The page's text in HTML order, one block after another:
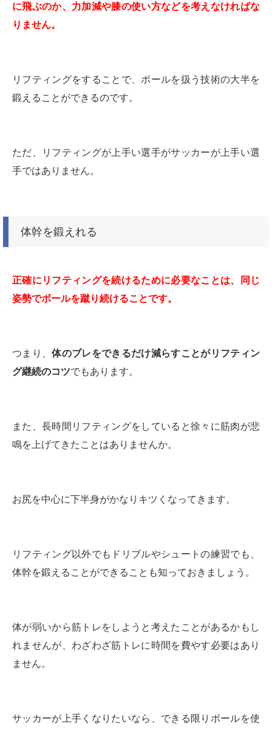
に飛ぶのか、力加減や膝の使い方などを考えなければな
りません。
リフティングをすることで、ボールを扱う技術の大半を
鍛えることができるのです。
ただ、リフティングが上手い選手がサッカーが上手い選
手ではありません。
体幹を鍛えれる
正確にリフティングを続けるために必要なことは、同じ
姿勢でボールを蹴り続けることです。
つまり、体のブレをできるだけ減らすことがリフティン
グ継続のコツでもあります。
また、長時間リフティングをしていると徐々に筋肉が悲
鳴を上げてきたことはありませんか。
お尻を中心に下半身がかなりキツくなってきます。
リフティング以外でもドリブルやシュートの練習でも、
体幹を鍛えることができることも知っておきましょう。
体が弱いから筋トレをしようと考えたことがあるかもし
れませんが、わざわざ筋トレに時間を費やす必要はあり
ません。
サッカーが上手くなりたいなら、できる限りボールを使